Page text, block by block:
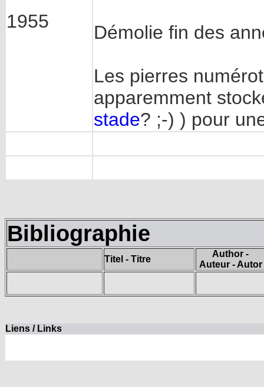
1955
Démolie fin des
Les pierres
apparemment
stade? ;-) ) pour
Bibliographie
Titel - Titre
Author -
Auteur - Autor
Liens / Links